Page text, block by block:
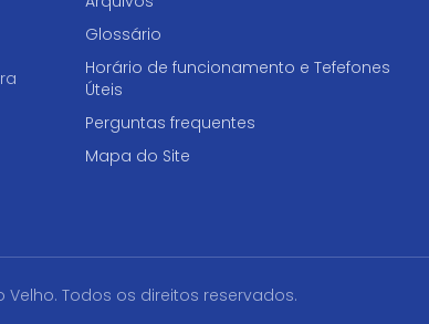
Glossário
Horário de funcionamento e Tefefones
Úteis
Perguntas frequentes
Mapa do Site
Velho. Todos os direitos reservados.